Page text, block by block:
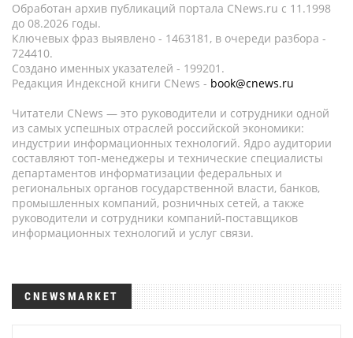
Обработан архив публикаций портала CNews.ru c 11.1998
до 08.2026 годы.
Ключевых фраз выявлено - 1463181, в очереди разбора -
724410.
Создано именных указателей - 199201.
Редакция Индексной книги CNews - book@cnews.ru
Читатели CNews — это руководители и сотрудники одной
из самых успешных отраслей российской экономики:
индустрии информационных технологий. Ядро аудитории
составляют топ-менеджеры и технические специалисты
департаментов информатизации федеральных и
региональных органов государственной власти, банков,
промышленных компаний, розничных сетей, а также
руководители и сотрудники компаний-поставщиков
информационных технологий и услуг связи.
CNEWSMARKET